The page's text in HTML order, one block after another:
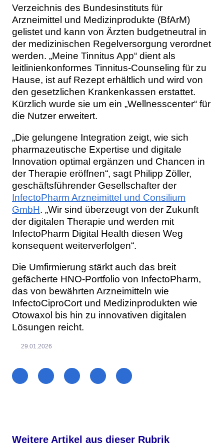
Verzeichnis des Bundesinstituts für
Arzneimittel und Medizinprodukte (BfArM)
gelistet und kann von Ärzten budgetneutral in
der medizinischen Regelversorgung verordnet
werden. „Meine Tinnitus App“ dient als
leitlinienkonformes Tinnitus-Counseling für zu
Hause, ist auf Rezept erhältlich und wird von
den gesetzlichen Krankenkassen erstattet.
Kürzlich wurde sie um ein „Wellnesscenter“ für
die Nutzer erweitert.
„Die gelungene Integration zeigt, wie sich
pharmazeutische Expertise und digitale
Innovation optimal ergänzen und Chancen in
der Therapie eröffnen“, sagt Philipp Zöller,
geschäftsführender Gesellschafter der
InfectoPharm Arzneimittel und Consilium
GmbH. „Wir sind überzeugt von der Zukunft
der digitalen Therapie und werden mit
InfectoPharm Digital Health diesen Weg
konsequent weiterverfolgen“.
Die Umfirmierung stärkt auch das breit
gefächerte HNO-Portfolio von InfectoPharm,
das von bewährten Arzneimitteln wie
InfectoCiproCort und Medizinprodukten wie
Otowaxol bis hin zu innovativen digitalen
Lösungen reicht.
29.01.2026
Weitere Artikel aus dieser Rubrik